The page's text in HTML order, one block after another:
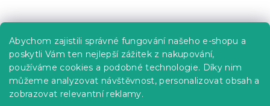
Abychom zajistili správné fungování našeho e-shopu a
poskytli Vám ten nejlepší zážitek z nakupování,
používáme cookies a podobné technologie. Díky nim
můžeme analyzovat návštěvnost, personalizovat obsah a
zobrazovat relevantní reklamy.
Kariéra
Poptávky a B2B spolupráce
Proč se u nás registrovat?